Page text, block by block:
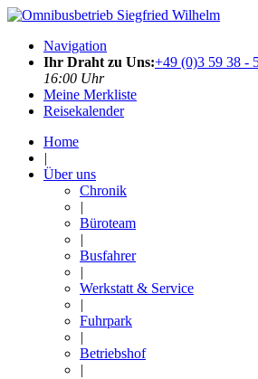
Navigation
Ihr Draht zu Uns:+49 (0)3 59 38 -
16:00 Uhr
Meine Merkliste
Reisekalender
Home
|
Über uns
Chronik
|
Büroteam
|
Busfahrer
|
Werkstatt & Service
|
Fuhrpark
|
Betriebshof
|